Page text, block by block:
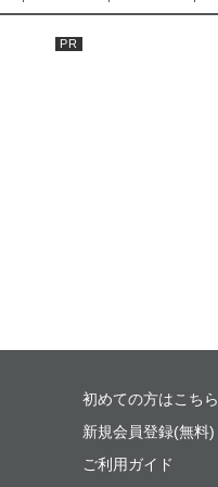
初めての方はこちら
新規会員登録(無料)
ご利用ガイド